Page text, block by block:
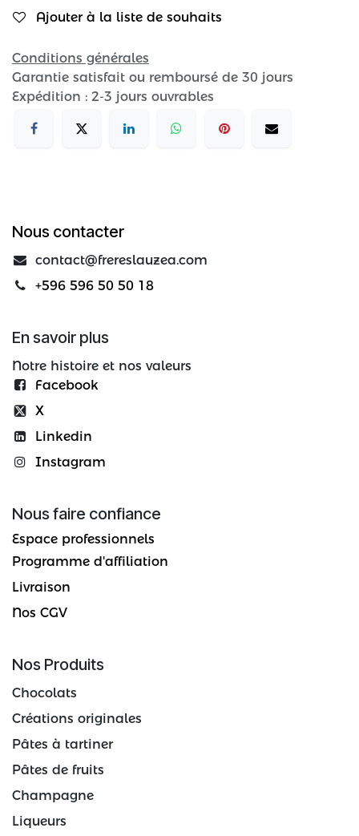
Ajouter à la liste de souhaits
Conditions générales
Garantie satisfait ou remboursé de 30 jours
Expédition : 2-3 jours ouvrables
Nous contacter
contact@frereslauzea.com
+596 596 50 50 18
En savoir plus
Notre histoire et nos valeurs
Facebook
X
Linkedin
Instagram
Nous faire confiance
Espace professionnels
Programme d'affiliation
Livraison
Nos CGV
Nos Produits
Chocolats
Créations originales
Pâtes à tartiner
Pâtes de fruits
Champagne
Liqueurs